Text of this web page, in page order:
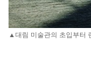
▲대림 미술관의 초입부터